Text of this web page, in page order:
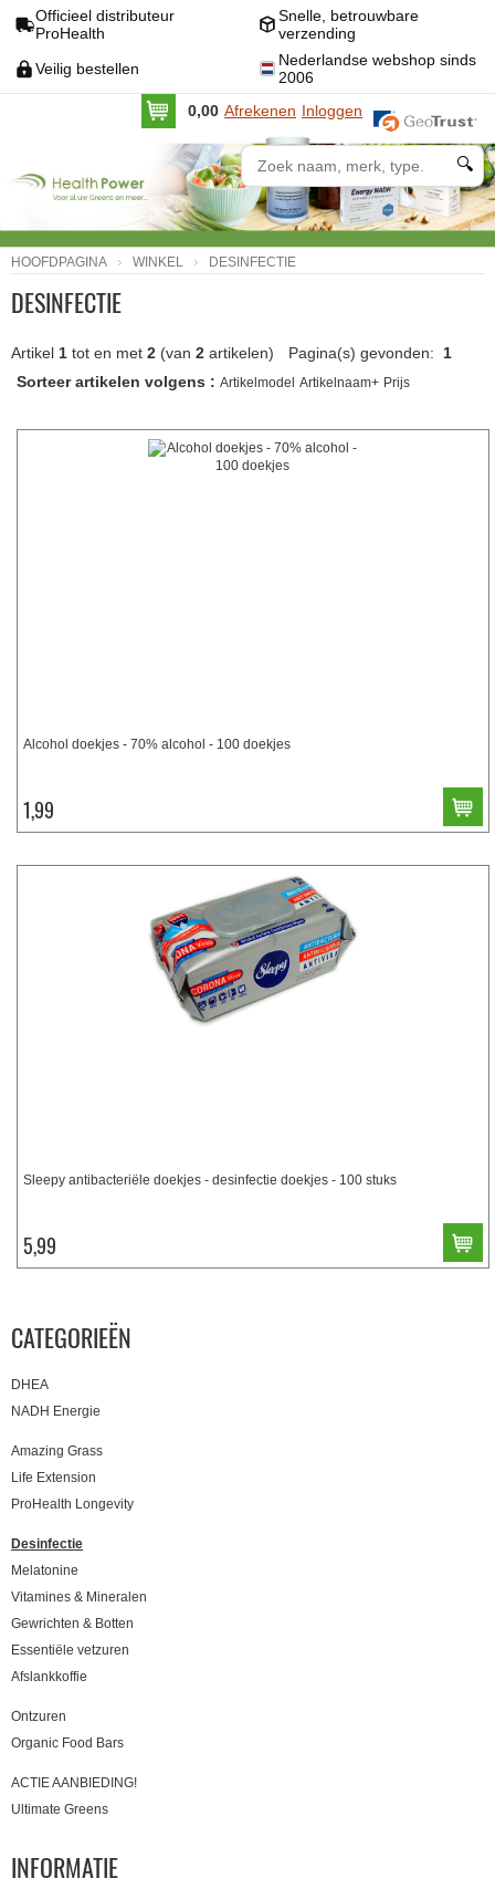
Officieel distributeur
ProHealth
Snelle, betrouwbare
verzending
Veilig bestellen
Nederlandse webshop sinds
2006
0,00 Afrekenen Inloggen
🔍
HOOFDPAGINA WINKEL DESINFECTIE
CATEGORIEËN
DHEA
NADH Energie
Amazing Grass
Life Extension
ProHealth Longevity
Desinfectie
Melatonine
Vitamines & Mineralen
Gewrichten & Botten
Essentiële vetzuren
Afslankkoffie
Ontzuren
Organic Food Bars
ACTIE AANBIEDING!
Ultimate Greens
INFORMATIE
DESINFECTIE
Pagina(s) gevonden: 1
Artikel 1 tot en met 2 (van 2 artikelen)
Sorteer artikelen volgens : Artikelmodel Artikelnaam+ Prijs
Alcohol doekjes - 70% alcohol - 100 doekjes
1,99
Sleepy antibacteriële doekjes - desinfectie doekjes - 100 stuks
5,99